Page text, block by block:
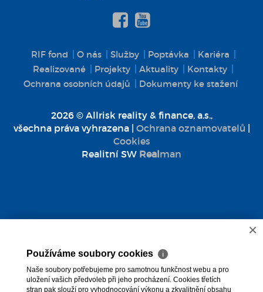
RIF fond O nás Služby Poptávka
Kariéra
Realizované
Projekty Aktuality
Kontakty
Ochrana osobních údajů
Dokumenty ke stažení
2026 © Allrisk reality & finance, a.s.,
všechna práva vyhrazena | Ochrana oznamovatelů
Cookies
Realitní SW Realman
×
Používáme soubory cookies ℹ
Naše soubory potřebujeme pro samotnou funkčnost webu a pro
uložení vašich předvoleb při jeho procházení. Cookies třetích
stran pak slouží pro vyhodnocování výkonu a zkvalitnění obsahu